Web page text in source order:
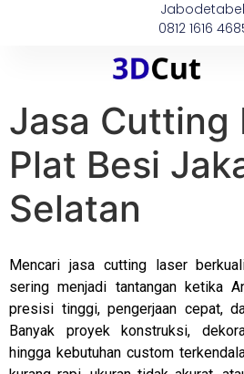
0812 1616
Jasa Cutting
Plat Besi
Selatan
Mencari jasa cutting laser
sering menjadi tantangan ketika
presisi tinggi, pengerjaan cepat,
Banyak proyek konstruksi,
hingga kebutuhan custom